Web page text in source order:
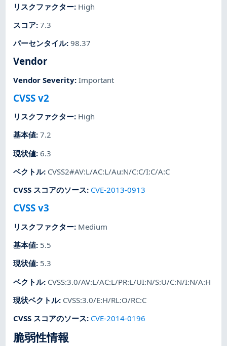
リスクファクター: High
スコア:7.3
パーセンタイル:98.37
Vendor
Vendor Severity:Important
CVSS v2
リスクファクター: High
基本値:7.2
現状値:6.3
ベクトル: CVSS2#AV:L/AC:L/Au:N/C:C/I:C/A:C
CVSS スコアのソース: CVE-2013-0913
CVSS v3
リスクファクター: Medium
基本値: 5.5
現状値: 5.3
ベクトル: CVSS:3.0/AV:L/AC:L/PR:L/UI:N/S:U/C:N/I:N/A:H
現状ベクトル: CVSS:3.0/E:H/RL:O/RC:C
CVSS スコアのソース: CVE-2014-0196
脆弱性情報